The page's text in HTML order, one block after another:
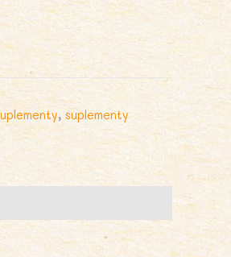
,suplementy